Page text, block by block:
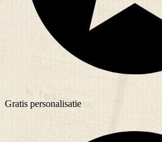
Gratis personalisatie